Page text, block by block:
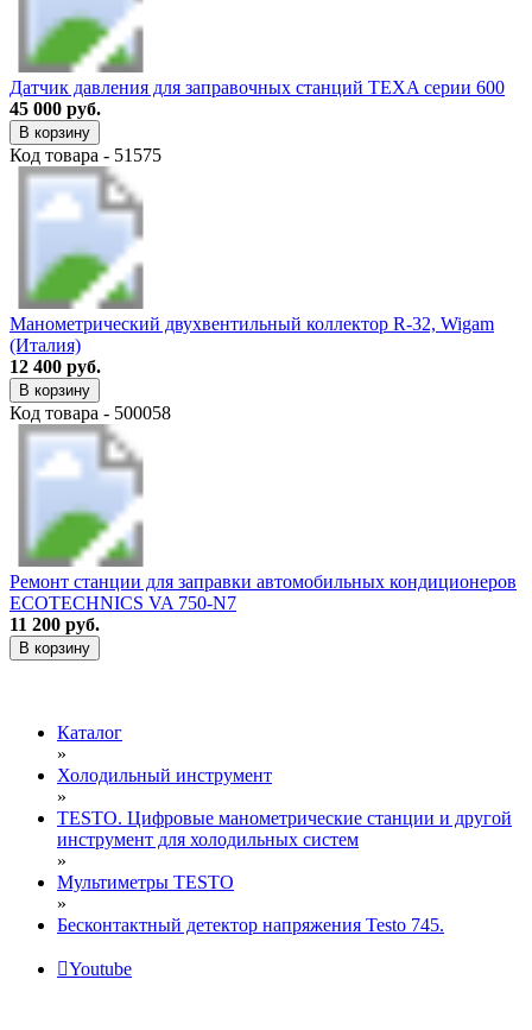
Датчик давления для заправочных станций TEXA серии 600
45 000 руб.
В корзину
Код товара - 51575
Манометрический двухвентильный коллектор R-32, Wigam
(Италия)
12 400 руб.
В корзину
Код товара - 500058
Ремонт станции для заправки автомобильных кондиционеров
ECOTECHNICS VA 750-N7
11 200 руб.
В корзину
Каталог
»
Холодильный инструмент
»
TESTO. Цифровые манометрические станции и другой
инструмент для холодильных систем
»
Мультиметры TESTO
»
Бесконтактный детектор напряжения Testo 745.
Youtube